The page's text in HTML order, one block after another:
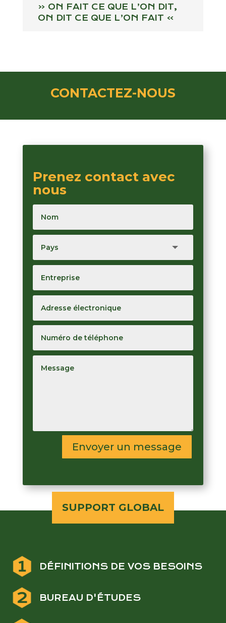
« ON FAIT CE QUE L’ON DIT,
ON DIT CE QUE L’ON FAIT »
CONTACTEZ-NOUS
Prenez contact avec
nous
Envoyer un message
SUPPORT GLOBAL
DÉFINITIONS DE VOS BESOINS
BUREAU D'ÉTUDES